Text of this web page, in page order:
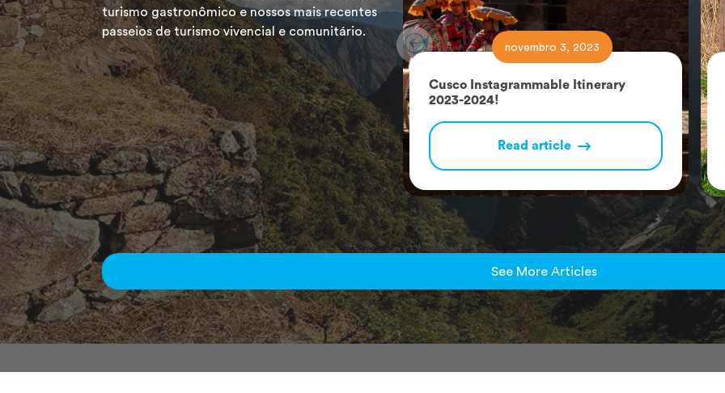
turismo gastronômico e nossos mais recentes
passeios de turismo vivencial e comunitário.
novembro 3, 2023
Cusco Instagrammable Itinerary
2023-2024!
Read article
See More Articles